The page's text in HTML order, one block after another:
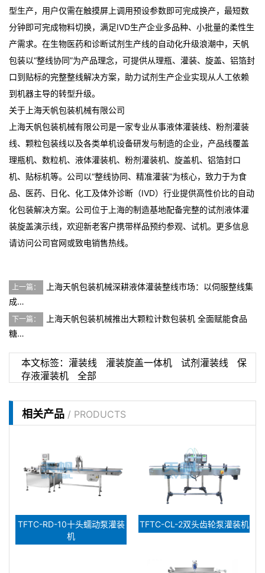
型生产，用户仅需在触摸屏上调用预设参数即可完成换产，最短数
分钟即可完成物料切换，满足IVD生产企业多品种、小批量的柔性生
产需求。在生物医药和诊断试剂生产线的自动化升级浪潮中，天帆
包装以“整线协同”为产品理念，可提供从理瓶、灌装、旋盖、铝箔封
口到贴标的完整整线解决方案，助力试剂生产企业实现从人工依赖
到机器主导的转型升级。
关于上海天帆包装机械有限公司
上海天帆包装机械有限公司是一家专业从事液体灌装线、粉剂灌装
线、颗粒包装线以及各类单机设备研发与制造的企业，产品线覆盖
理瓶机、数粒机、液体灌装机、粉剂灌装机、旋盖机、铝箔封口
机、贴标机等。公司以“整线协同、精准灌装”为核心，致力于为食
品、医药、日化、化工及体外诊断（IVD）行业提供高性价比的自动
化包装解决方案。公司位于上海的制造基地配备完整的试剂液体灌
装旋盖演示线，欢迎新老客户携带样品预约参观、试机。更多信息
请访问公司官网或致电销售热线。
上一篇：
上海天帆包装机械深耕液体灌装整线市场：以伺服整线集
成…
下一篇：
上海天帆包装机械推出大颗粒计数包装机 全面赋能食品
糖…
本文标签： 灌装线 灌装旋盖一体机 试剂灌装线
保
存液灌装机
全部
相关产品 / PRODUCTS
TFTC-RD-10十头蠕动泵灌装
机
TFTC-CL-2双头齿轮泵灌装机